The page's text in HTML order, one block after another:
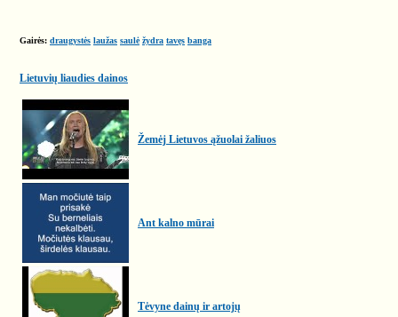
Gairės: draugystės laužas saulė žydra tavęs banga
Lietuvių liaudies dainos
Žemėj Lietuvos ąžuolai žaliuos
Ant kalno mūrai
Tėvyne dainų ir artojų